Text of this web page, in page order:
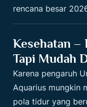
rencana besar
Kesehatan –
Tapi Mudah
Karena pengaruh
Aquarius mungkin
pola tidur yang